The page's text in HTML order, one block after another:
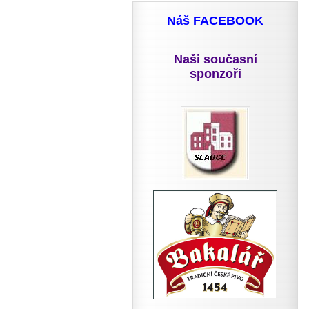
Náš FACEBOOK
Naši současní
sponzoři